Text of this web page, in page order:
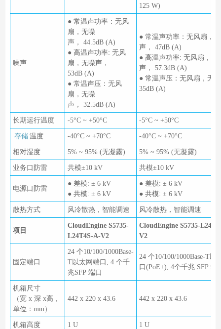
125 W)
噪声
● 常温声功率：无风
扇，无噪
声， 44.5dB (A)
● 高温声功率: 无风
扇，无噪声，
53dB (A)
● 常温声压：无风
扇，无噪
声， 32.5dB (A)
● 常温声功率：无风扇，
声， 47dB (A)
● 高温声功率: 无风扇，无
声， 57.3dB (A)
● 常温声压：无风扇，无
35dB (A)
长期运行温度 -5°C ~ +50°C -5°C ~ +50°C
存储 温度 -40°C ~ +70°C -40°C ~ +70°C
相对湿度 5% ~ 95% (无凝露) 5% ~ 95% (无凝露)
业务口防雷 共模±10 kV 共模±10 kV
电源口防雷
● 差模: ± 6 kV
● 共模: ± 6 kV
● 差模: ± 6 kV
● 共模: ± 6 kV
散热方式 风冷散热，智能调速 风冷散热，智能调速
项目
CloudEngine S5735-
L24T4S-A-V2
CloudEngine S5735-
V2
固定端口
24 个10/100/1000Base-
T以太网端口, 4 个千
兆SFP 端口
24 个10/100/1000Base-T以
口(PoE+), 4个千兆 SFP 端
机箱尺寸
（宽 x 深 x高，
单位：mm）
442 x 220 x 43.6 442 x 220 x 43.6
机箱高度 1 U 1 U